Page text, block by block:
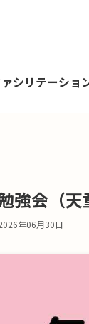
シリテーショ
強会（
年06月30日